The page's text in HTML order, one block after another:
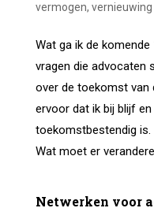
vermogen, vernieuwing
Wat ga ik de komende
vragen die advocaten
over de toekomst van
ervoor dat ik bij blijf
toekomstbestendig is.
Wat moet er
Netwerken voor